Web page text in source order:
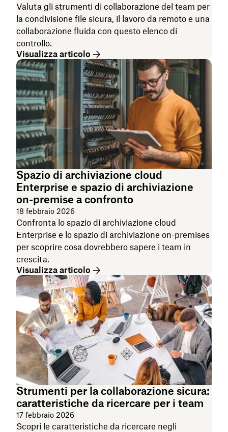
Valuta gli strumenti di collaborazione del team per
la condivisione file sicura, il lavoro da remoto e una
collaborazione fluida con questo elenco di
controllo.
Visualizza articolo
Spazio di archiviazione cloud
Enterprise e spazio di archiviazione
on-premise a confronto
18 febbraio 2026
Confronta lo spazio di archiviazione cloud
Enterprise e lo spazio di archiviazione on-premises
per scoprire cosa dovrebbero sapere i team in
crescita.
Visualizza articolo
Strumenti per la collaborazione sicura:
caratteristiche da ricercare per i team
17 febbraio 2026
Scopri le caratteristiche da ricercare negli